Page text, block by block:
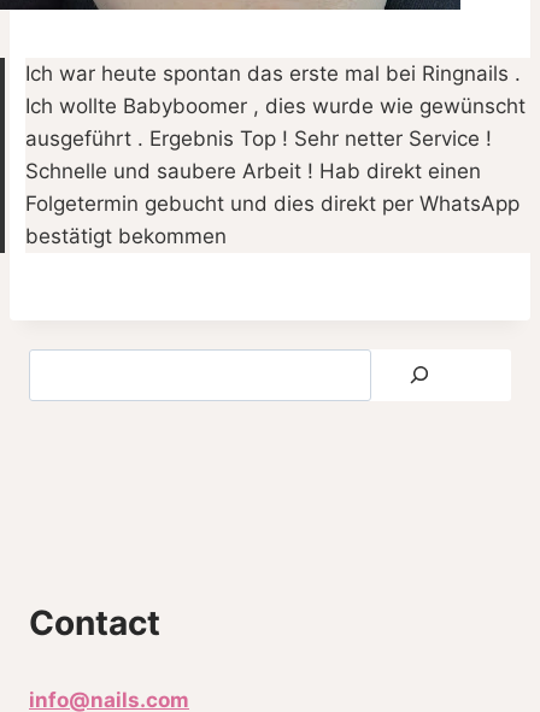
Ich war heute spontan das erste mal bei Ringnails .
Ich wollte Babyboomer , dies wurde wie gewünscht
ausgeführt . Ergebnis Top ! Sehr netter Service !
Schnelle und saubere Arbeit ! Hab direkt einen
Folgetermin gebucht und dies direkt per WhatsApp
bestätigt bekommen
Contact
info@nails.com